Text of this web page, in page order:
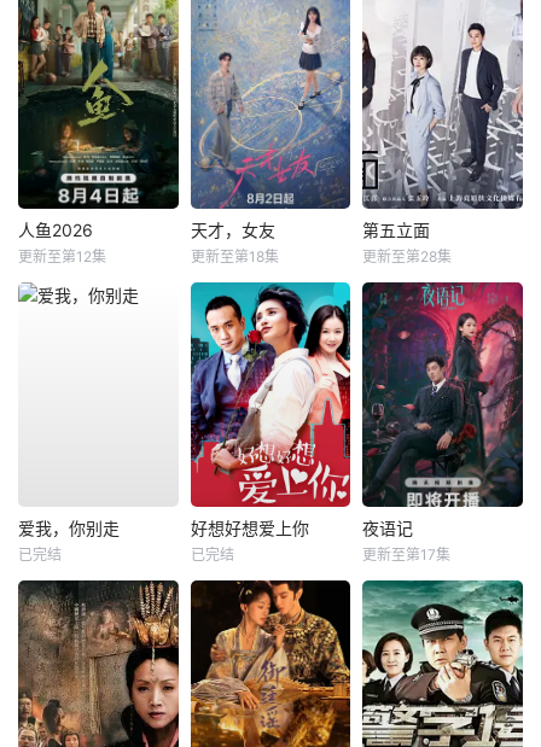
人鱼2026
更新至第12集
天才，女友
更新至第18集
第五立面
更新至第28集
爱我，你别走
已完结
好想好想爱上你
已完结
夜语记
更新至第17集